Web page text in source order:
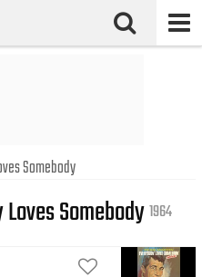
Somebody
Somebody1964